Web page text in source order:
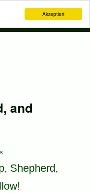
Akzeptiert
and
Shepherd,